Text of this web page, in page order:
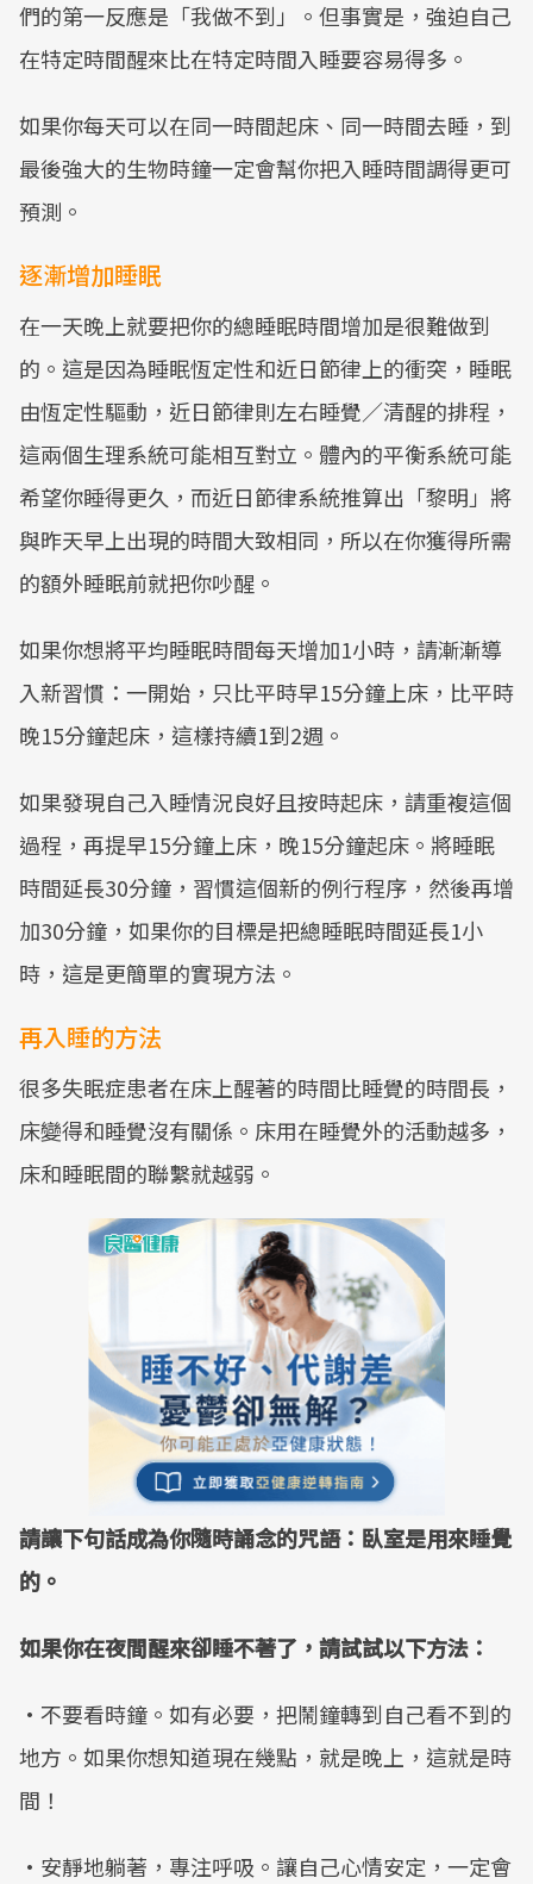
們的第一反應是「我做不到」。但事實是，強迫自己
在特定時間醒來比在特定時間入睡要容易得多。
如果你每天可以在同一時間起床、同一時間去睡，到
最後強大的生物時鐘一定會幫你把入睡時間調得更可
預測。
逐漸增加睡眠
在一天晚上就要把你的總睡眠時間增加是很難做到
的。這是因為睡眠恆定性和近日節律上的衝突，睡眠
由恆定性驅動，近日節律則左右睡覺／清醒的排程，
這兩個生理系統可能相互對立。體內的平衡系統可能
希望你睡得更久，而近日節律系統推算出「黎明」將
與昨天早上出現的時間大致相同，所以在你獲得所需
的額外睡眠前就把你吵醒。
如果你想將平均睡眠時間每天增加1小時，請漸漸導
入新習慣：一開始，只比平時早15分鐘上床，比平時
晚15分鐘起床，這樣持續1到2週。
如果發現自己入睡情況良好且按時起床，請重複這個
過程，再提早15分鐘上床，晚15分鐘起床。將睡眠
時間延長30分鐘，習慣這個新的例行程序，然後再增
加30分鐘，如果你的目標是把總睡眠時間延長1小
時，這是更簡單的實現方法。
再入睡的方法
很多失眠症患者在床上醒著的時間比睡覺的時間長，
床變得和睡覺沒有關係。床用在睡覺外的活動越多，
床和睡眠間的聯繫就越弱。
請讓下句話成為你隨時誦念的咒語：臥室是用來睡覺
的。
如果你在夜間醒來卻睡不著了，請試試以下方法：
•不要看時鐘。如有必要，把鬧鐘轉到自己看不到的
地方。如果你想知道現在幾點，就是晚上，這就是時
間！
•安靜地躺著，專注呼吸。讓自己心情安定，一定會